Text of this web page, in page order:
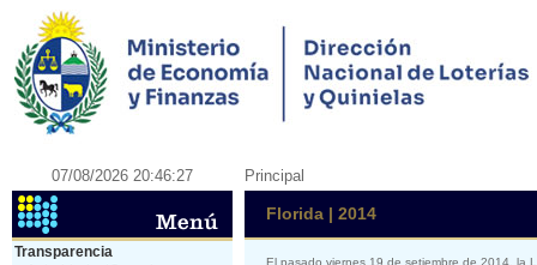
07/08/2026 20:46:27 Principal
Transparencia
Florida | 2014
El pasado viernes 19 de setiembre de 2014, la